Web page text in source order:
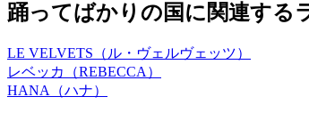
踊ってばかりの国に関連する
LE VELVETS（ル・ヴェルヴェッツ）
レベッカ（REBECCA）
HANA（ハナ）